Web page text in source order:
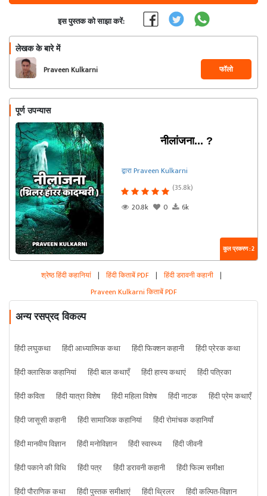
इस पुस्तक को साझा करें:
लेखक के बारे में
Praveen Kulkarni फॉलो
पूर्ण उपन्यास
नीलांजना... ?
द्वारा Praveen Kulkarni
(35.8k)
20.8k
0 6k
कुल प्रकरण : 2
श्रेष्ठ हिंदी कहानियां | हिंदी किताबें PDF | हिंदी डरावनी कहानी |
Praveen Kulkarni किताबें PDF
अन्य रसप्रद विकल्प
हिंदी लघुकथा हिंदी आध्यात्मिक कथा हिंदी फिक्शन कहानी
हिंदी प्रेरक कथा
हिंदी क्लासिक कहानियां
हिंदी बाल कथाएँ हिंदी हास्य कथाएं
हिंदी पत्रिका
हिंदी कविता
हिंदी यात्रा विशेष हिंदी महिला विशेष हिंदी नाटक
हिंदी प्रेम कथाएँ
हिंदी जासूसी कहानी
हिंदी सामाजिक कहानियां
हिंदी रोमांचक कहानियाँ
हिंदी मानवीय विज्ञान
हिंदी मनोविज्ञान हिंदी स्वास्थ्य
हिंदी जीवनी
हिंदी पकाने की विधि
हिंदी पत्र हिंदी डरावनी कहानी
हिंदी फिल्म समीक्षा
हिंदी पौराणिक कथा
हिंदी पुस्तक समीक्षाएं हिंदी थ्रिलर हिंदी कल्पित-विज्ञान